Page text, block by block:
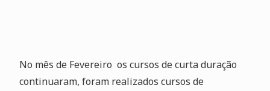
No mês de Fevereiro os cursos de curta duração
continuaram, foram realizados cursos de